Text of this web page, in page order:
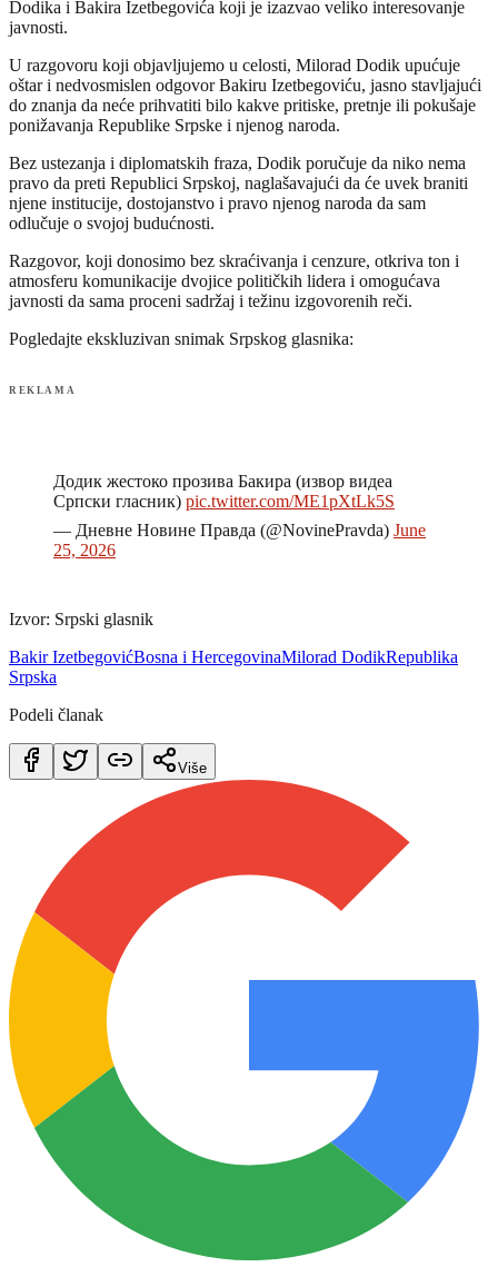
Dodika i Bakira Izetbegovića koji je izazvao veliko interesovanje
javnosti.
U razgovoru koji objavljujemo u celosti, Milorad Dodik upućuje
oštar i nedvosmislen odgovor Bakiru Izetbegoviću, jasno stavljajući
do znanja da neće prihvatiti bilo kakve pritiske, pretnje ili pokušaje
ponižavanja Republike Srpske i njenog naroda.
Bez ustezanja i diplomatskih fraza, Dodik poručuje da niko nema
pravo da preti Republici Srpskoj, naglašavajući da će uvek braniti
njene institucije, dostojanstvo i pravo njenog naroda da sam
odlučuje o svojoj budućnosti.
Razgovor, koji donosimo bez skraćivanja i cenzure, otkriva ton i
atmosferu komunikacije dvojice političkih lidera i omogućava
javnosti da sama proceni sadržaj i težinu izgovorenih reči.
Pogledajte ekskluzivan snimak Srpskog glasnika:
REKLAMA
Додик жестоко прозива Бакира (извор видеа
Српски гласник) pic.twitter.com/ME1pXtLk5S
— Дневне Новине Правда (@NovinePravda) June
25, 2026
Izvor: Srpski glasnik
Bakir IzetbegovićBosna i HercegovinaMilorad DodikRepublika
Srpska
Podeli članak
Više